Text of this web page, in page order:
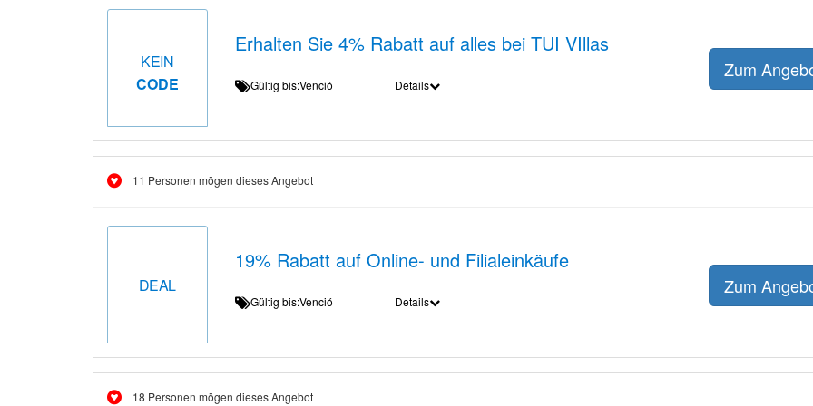
KEIN
CODE
Erhalten Sie 4% Rabatt auf alles bei TUI VIllas
Gültig bis:Venció Details
Zum
11 Personen mögen dieses Angebot
DEAL
19% Rabatt auf Online- und Filialeinkäufe
Gültig bis:Venció Details
Zum
18 Personen mögen dieses Angebot